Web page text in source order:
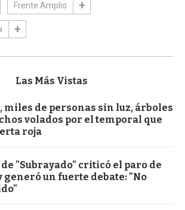
Frente Amplio
Las Más Vistas
miles de personas sin luz, árboles
volados por el temporal que
roja
"Subrayado" criticó el paro de
generó un fuerte debate: "No